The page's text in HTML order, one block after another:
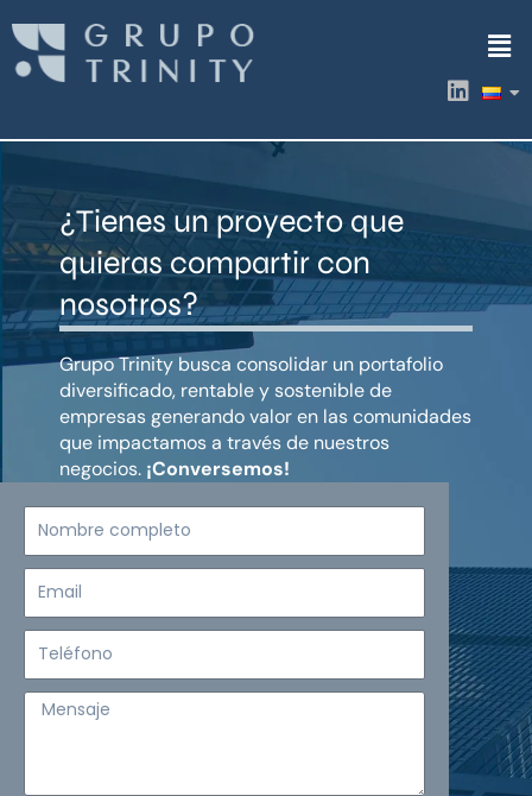
contenido
L
i
k
i
¿Tienes un proyecto que
quieras compartir con
nosotros?
Grupo Trinity busca consolidar un portafolio
diversificado, rentable y sostenible de
empresas generando valor en las comunidades
que impactamos a través de nuestros
negocios. ¡Conversemos!
Mensaje